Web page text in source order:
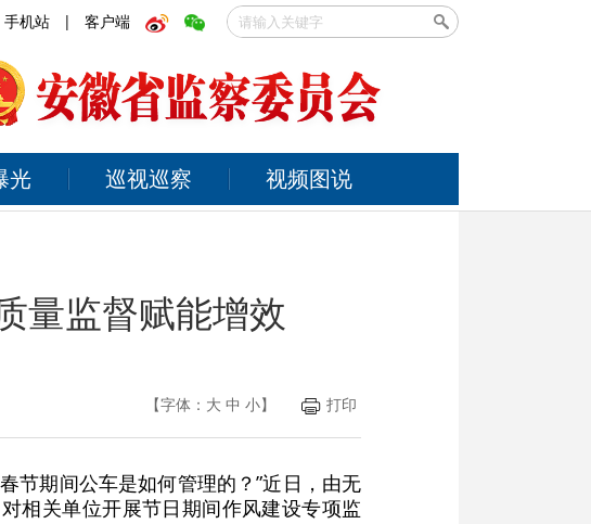
手机站 | 客户端
光 巡视巡察 视频图说
量监督赋能增效
【字体： 大 中 小】 打印
节期间公车是如何管理的？”近日，由无
相关单位开展节日期间作风建设专项监